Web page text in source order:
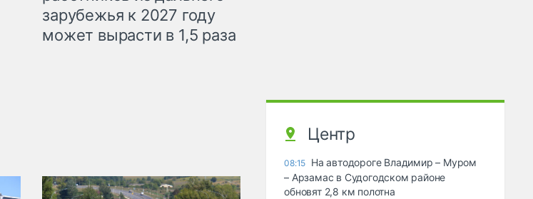
зарубежья к 2027 году
может вырасти в 1,5 раза
Центр
08:15 На автодороге Владимир – Муром
– Арзамас в Судогодском районе
обновят 2,8 км полотна